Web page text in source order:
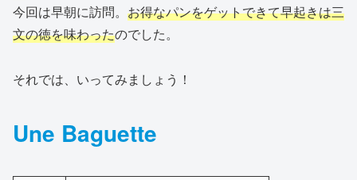
今回は早朝に訪問。 お得なパンをゲットできて早起きは三
文の徳を味わったのでした。
それでは、いってみましょう！
Une Baguette